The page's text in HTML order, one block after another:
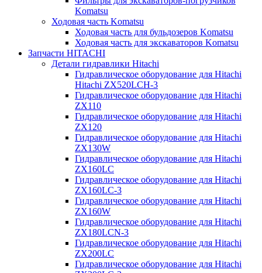
Komatsu
Ходовая часть Komatsu
Ходовая часть для бульдозеров Komatsu
Ходовая часть для экскаваторов Komatsu
Запчасти HITACHI
Детали гидравлики Hitachi
Гидравлическое оборудование для Hitachi
Hitachi ZX520LCH-3
Гидравлическое оборудование для Hitachi
ZX110
Гидравлическое оборудование для Hitachi
ZX120
Гидравлическое оборудование для Hitachi
ZX130W
Гидравлическое оборудование для Hitachi
ZX160LC
Гидравлическое оборудование для Hitachi
ZX160LC-3
Гидравлическое оборудование для Hitachi
ZX160W
Гидравлическое оборудование для Hitachi
ZX180LCN-3
Гидравлическое оборудование для Hitachi
ZX200LC
Гидравлическое оборудование для Hitachi